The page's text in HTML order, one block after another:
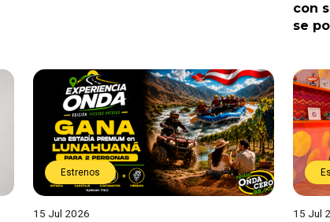
con
se
Estrenos
15 Jul 2026 15 Jul